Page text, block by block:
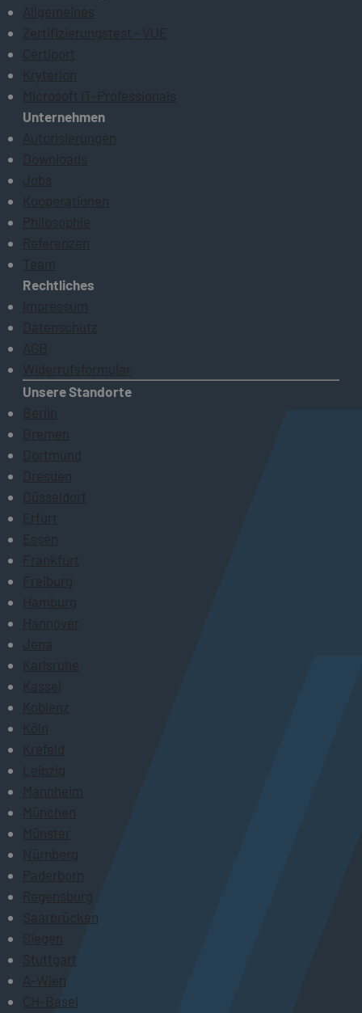
Allgemeines
Zertifizierungstest - VUE
Certiport
Kryterion
Microsoft IT-Professionals
Unternehmen
Autorisierungen
Downloads
Jobs
Kooperationen
Philosophie
Referenzen
Team
Rechtliches
Impressum
Datenschutz
AGB
Widerrufsformular
Unsere Standorte
Berlin
Bremen
Dortmund
Dresden
Düsseldorf
Erfurt
Essen
Frankfurt
Freiburg
Hamburg
Hannover
Jena
Karlsruhe
Kassel
Koblenz
Köln
Krefeld
Leipzig
Mannheim
München
Münster
Nürnberg
Paderborn
Regensburg
Saarbrücken
Siegen
Stuttgart
A-Wien
CH-Basel